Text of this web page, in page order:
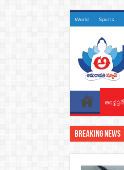
World Sports
Breaking News